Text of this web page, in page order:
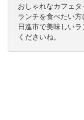
おしゃれなカフェ
ランチを食べたい方
日進市で美味しい
くださいね。